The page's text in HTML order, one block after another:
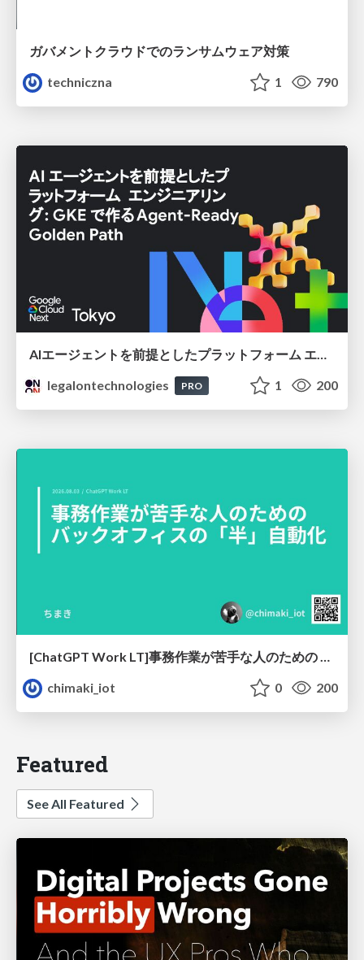
ガバメントクラウドでのランサムウェア対策
techniczna
1 790
legalontechnologies
PRO 1 200
[ChatGPT Work LT]事務作業が苦手な人のための バックオフィスの「半」自動化
chimaki_iot
0 200
Featured
See All Featured